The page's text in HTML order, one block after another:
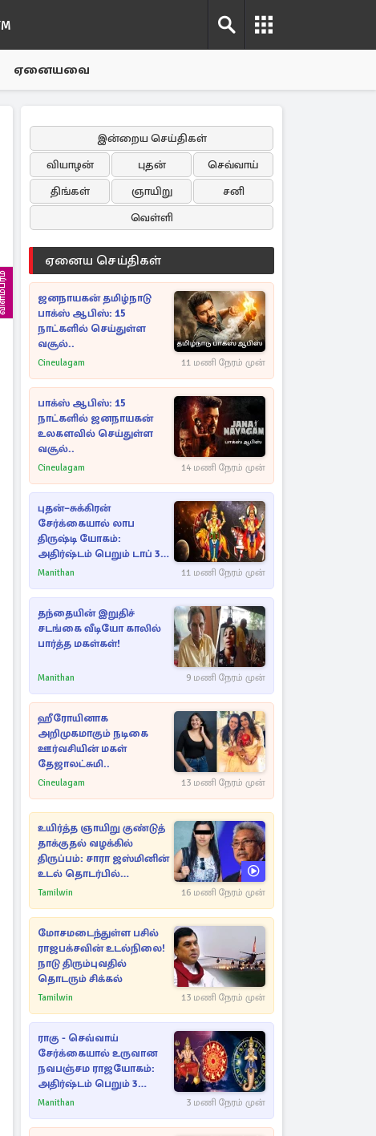
ஏனையவை
இன்றைய செய்திகள்
வியாழன்
புதன்
செவ்வாய்
திங்கள்
ஞாயிறு
சனி
வெள்ளி
ஏனைய செய்திகள்
ஜனநாயகன் தமிழ்நாடு
பாக்ஸ் ஆபிஸ்: 15
நாட்களில் செய்துள்ள
வசூல்..
Cineulagam 11 மணி நேரம் முன்
பாக்ஸ் ஆபிஸ்: 15
நாட்களில் ஜனநாயகன்
உலகளவில் செய்துள்ள
வசூல்..
Cineulagam 14 மணி நேரம் முன்
புதன்–சுக்கிரன்
சேர்க்கையால் லாப
திருஷ்டி யோகம்:
அதிர்ஷ்டம் பெறும் டாப் 3
ராசிகள்!
Manithan 11 மணி நேரம் முன்
தந்தையின் இறுதிச்
சடங்கை வீடியோ காலில்
பார்த்த மகள்கள்!
Manithan 9 மணி நேரம் முன்
ஹீரோயினாக
அறிமுகமாகும் நடிகை
ஊர்வசியின் மகள்
தேஜாலட்சுமி..
Cineulagam 13 மணி நேரம் முன்
உயிர்த்த ஞாயிறு குண்டுத்
தாக்குதல் வழக்கில்
திருப்பம்: சாரா ஜஸ்மினின்
உடல் தொடர்பில்
நீதிமன்றத்தில் வெளியான
Tamilwin 16 மணி நேரம் முன்
மோசமடைந்துள்ள பசில்
ராஜபக்சவின் உடல்நிலை!
நாடு திரும்புவதில்
தொடரும் சிக்கல்
Tamilwin 13 மணி நேரம் முன்
ராகு - செவ்வாய்
சேர்க்கையால் உருவான
நவபஞ்சம ராஜயோகம்:
அதிர்ஷ்டம் பெறும் 3
ராசிகள்!
Manithan 3 மணி நேரம் முன்